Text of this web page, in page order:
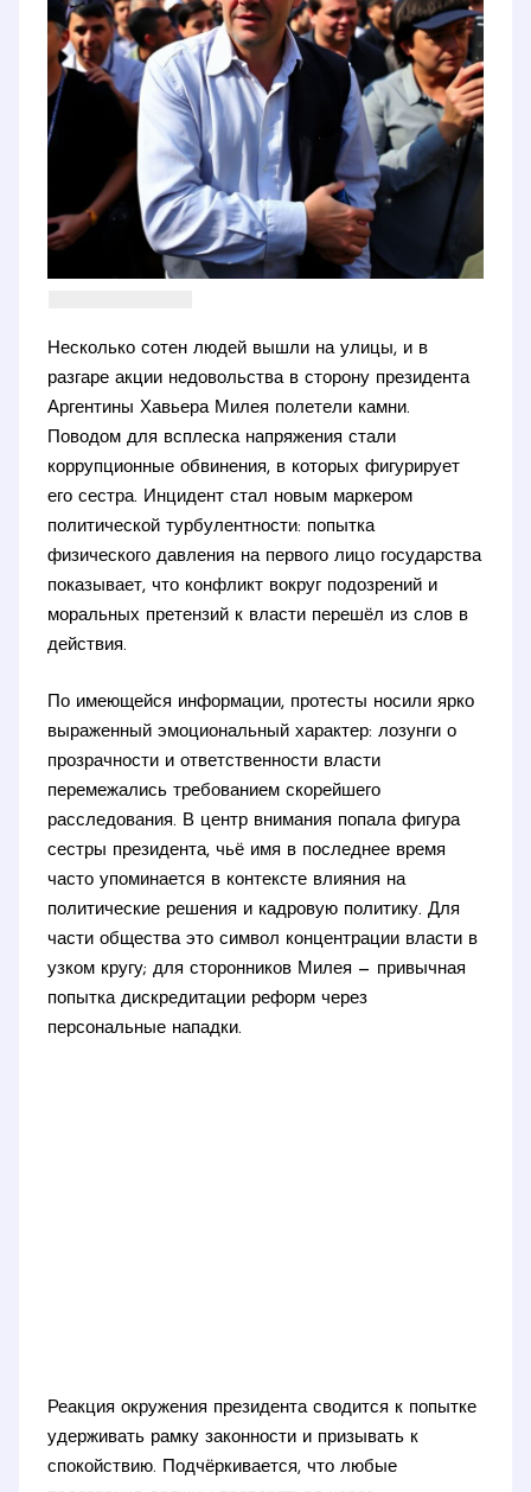
Несколько сотен людей вышли на улицы, и в
разгаре акции недовольства в сторону президента
Аргентины Хавьера Милея полетели камни.
Поводом для всплеска напряжения стали
коррупционные обвинения, в которых фигурирует
его сестра. Инцидент стал новым маркером
политической турбулентности: попытка
физического давления на первого лицо государства
показывает, что конфликт вокруг подозрений и
моральных претензий к власти перешёл из слов в
действия.
По имеющейся информации, протесты носили ярко
выраженный эмоциональный характер: лозунги о
прозрачности и ответственности власти
перемежались требованием скорейшего
расследования. В центр внимания попала фигура
сестры президента, чьё имя в последнее время
часто упоминается в контексте влияния на
политические решения и кадровую политику. Для
части общества это символ концентрации власти в
узком кругу; для сторонников Милея — привычная
попытка дискредитации реформ через
персональные нападки.
Реакция окружения президента сводится к попытке
удерживать рамку законности и призывать к
спокойствию. Подчёркивается, что любые